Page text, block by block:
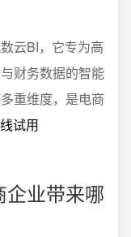
云BI，它专为高
财务数据的智能
重维度，是电商
试用
企业带来哪